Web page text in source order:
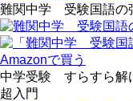
難関中学 受験国語の
中学受験 すらすら解
超入門